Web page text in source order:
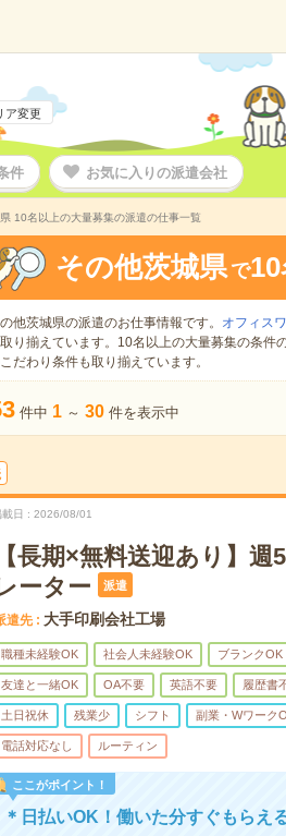
ア変更
件 お気に入りの派遣会社
10名以上の大量募集の派遣の仕事一覧
その他茨城県 で
他茨城県の派遣のお仕事情報です。 オフィス
り揃えています。10名以上の大量募集の条件の
だわり条件も取り揃えています。
件中 1 ～ 30 件を表示中
日 2026/08/01
【長期×無料送迎あり】
ーター
派遣
遣先 大手印刷会社工場
職種未経験OK 社会人未経験OK ブランクOK
友達と一緒OK OA不要 英語不要 履歴書
土日祝休 残業少 シフト 副業・Wワーク
電話対応なし ルーティン
ここがポイント！
＊日払いOK！働いた分すぐもらえ